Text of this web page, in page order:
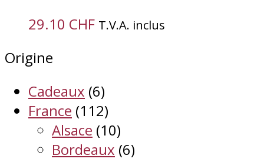
29.10 CHF T.V.A. inclus
Origine
Cadeaux (6)
France (112)
Alsace (10)
Bordeaux (6)